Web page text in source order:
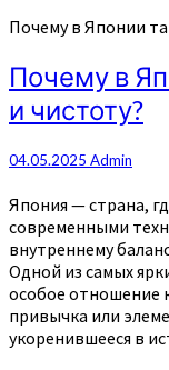
Почему в Японии
Почему в
и чистоту?
04.05.2025 Admin
Япония — страна,
современными
внутреннему
Одной из самых
особое отношение
привычка или
укоренившееся в